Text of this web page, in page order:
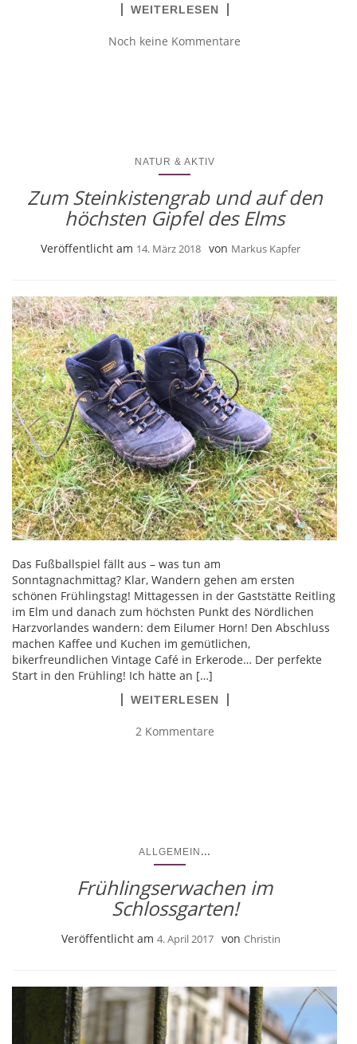
WEITERLESEN
Noch keine Kommentare
NATUR & AKTIV
Zum Steinkistengrab und auf den
höchsten Gipfel des Elms
Veröffentlicht am 14. März 2018 von Markus Kapfer
Das Fußballspiel fällt aus – was tun am
Sonntagnachmittag? Klar, Wandern gehen am ersten
schönen Frühlingstag! Mittagessen in der Gaststätte Reitling
im Elm und danach zum höchsten Punkt des Nördlichen
Harzvorlandes wandern: dem Eilumer Horn! Den Abschluss
machen Kaffee und Kuchen im gemütlichen,
bikerfreundlichen Vintage Café in Erkerode… Der perfekte
Start in den Frühling! Ich hätte an […]
WEITERLESEN
2 Kommentare
ALLGEMEIN ...
Frühlingserwachen im
Schlossgarten!
Veröffentlicht am 4. April 2017 von Christin